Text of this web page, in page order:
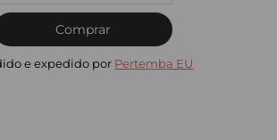
Comprar
e expedido por Pertemba EU